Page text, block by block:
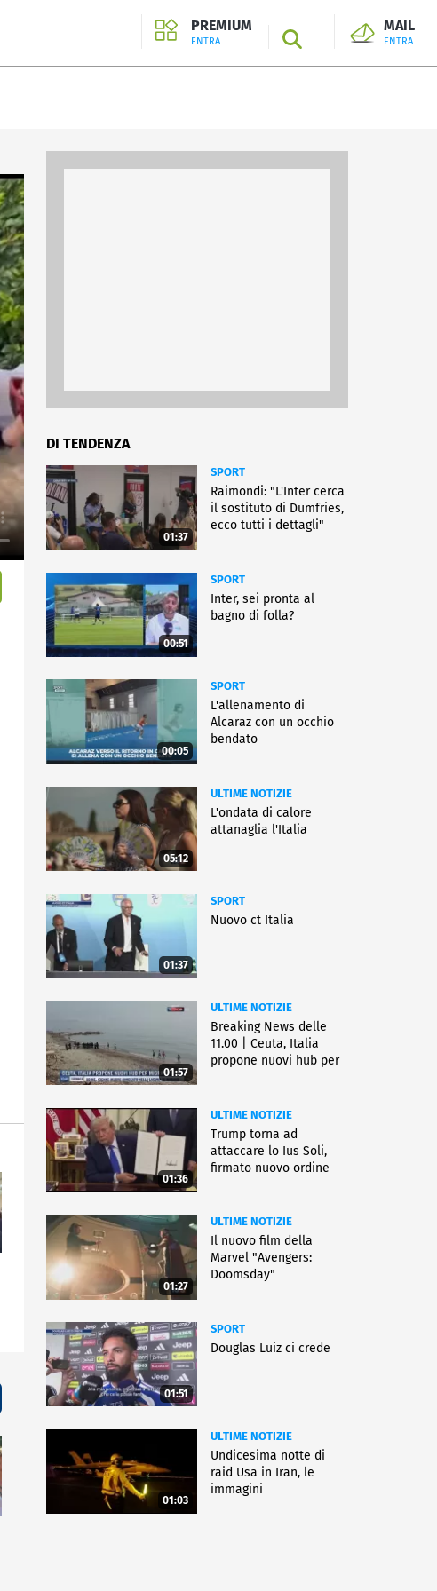
PREMIUM
ENTRA SEARCH
MAIL
ENTRA
DI TENDENZA
01:37
SPORT
Raimondi: "L'Inter cerca
il sostituto di Dumfries,
ecco tutti i dettagli"
00:51
SPORT
Inter, sei pronta al
bagno di folla?
00:05
SPORT
L'allenamento di
Alcaraz con un occhio
bendato
05:12
ULTIME NOTIZIE
L'ondata di calore
attanaglia l'Italia
01:37
SPORT
Nuovo ct Italia
01:57
ULTIME NOTIZIE
Breaking News delle
11.00 | Ceuta, Italia
propone nuovi hub per
01:36
ULTIME NOTIZIE
Trump torna ad
attaccare lo Ius Soli,
firmato nuovo ordine
01:27
ULTIME NOTIZIE
Il nuovo film della
Marvel "Avengers:
Doomsday"
01:51
SPORT
Douglas Luiz ci crede
01:03
ULTIME NOTIZIE
Undicesima notte di
raid Usa in Iran, le
immagini